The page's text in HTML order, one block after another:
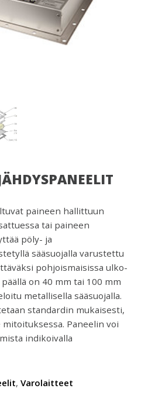
paineen hallittuun
tai paineen
pöly- ja
sääsuojalla varustettu
pohjoismaisissa ulko-
on 40 mm tai 100 mm
metallisella sääsuojalla.
standardin mukaisesti,
Paneelin voi
indikoivalla
,Varolaitteet